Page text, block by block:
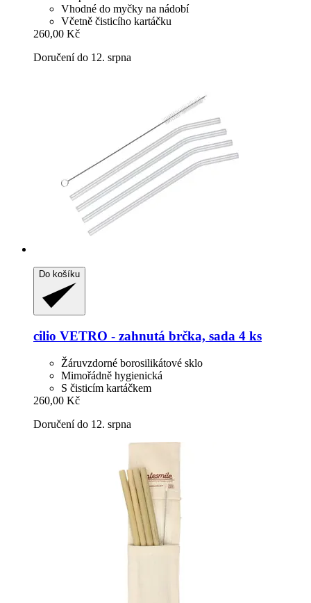
Vhodné do myčky na nádobí
Včetně čisticího kartáčku
260,00 Kč
Doručení do 12. srpna
Do košíku
cilio VETRO -​ zahnutá brčka, sada 4 ks
Žáruvzdorné borosilikátové sklo
Mimořádně hygienická
S čisticím kartáčkem
260,00 Kč
Doručení do 12. srpna